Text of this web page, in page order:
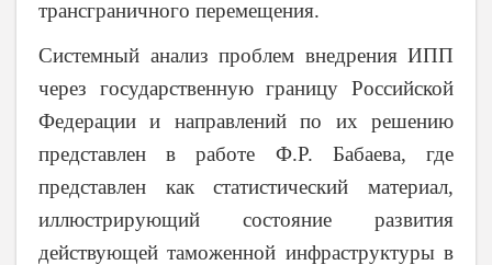
трансграничного перемещения.
Системный анализ проблем внедрения ИПП
через государственную границу Российской
Федерации и направлений по их решению
представлен в работе Ф.Р. Бабаева, где
представлен как статистический материал,
иллюстрирующий состояние развития
действующей таможенной инфраструктуры в